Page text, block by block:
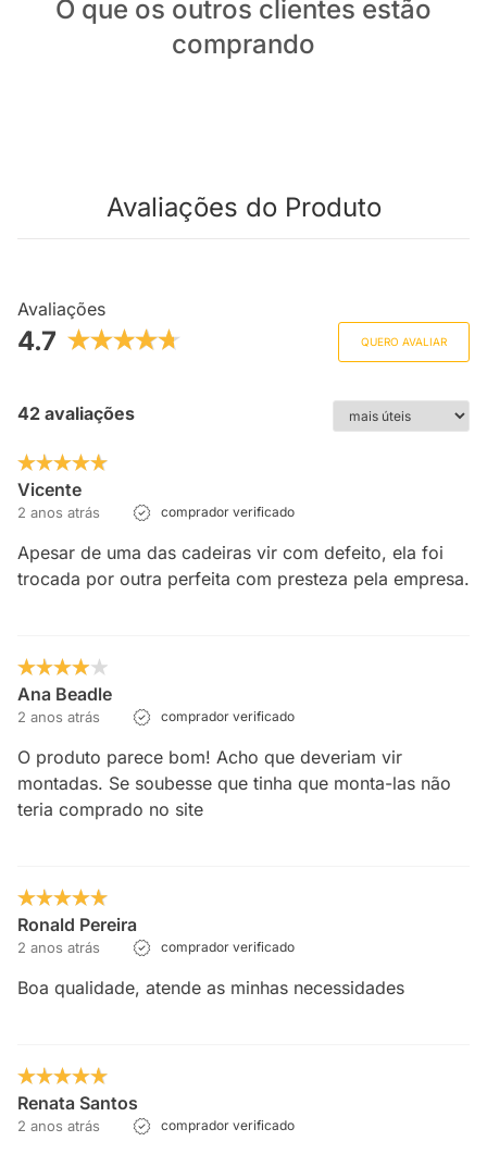
O que os outros clientes estão
comprando
Avaliações do Produto
Avaliações
4.7 QUERO AVALIAR
42 avaliações
Vicente
2 anos atrás comprador verificado
Apesar de uma das cadeiras vir com defeito, ela foi
trocada por outra perfeita com presteza pela empresa.
Ana Beadle
2 anos atrás comprador verificado
O produto parece bom! Acho que deveriam vir
montadas. Se soubesse que tinha que monta-las não
teria comprado no site
Ronald Pereira
2 anos atrás comprador verificado
Boa qualidade, atende as minhas necessidades
Renata Santos
2 anos atrás comprador verificado